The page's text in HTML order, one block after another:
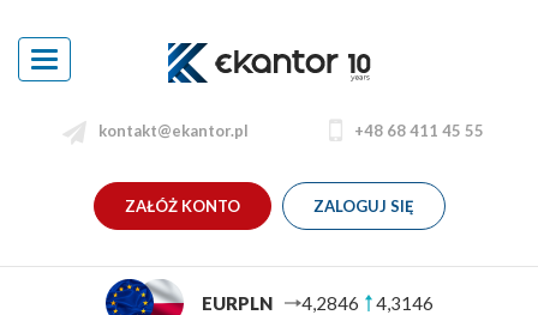
Toggle
navigation
kontakt@ekantor.pl +48 68 411 45 55
ZAŁÓŻ KONTO ZALOGUJ SIĘ
EURPLN 4,2846 4,3146